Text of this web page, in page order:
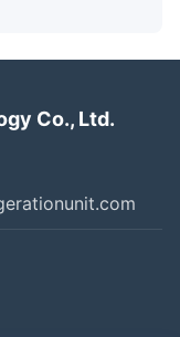
Co., Ltd.